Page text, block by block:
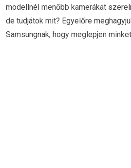
modellnél menőbb kamerákat
de tudjátok mit? Egyelőre
Samsungnak, hogy meglepjen